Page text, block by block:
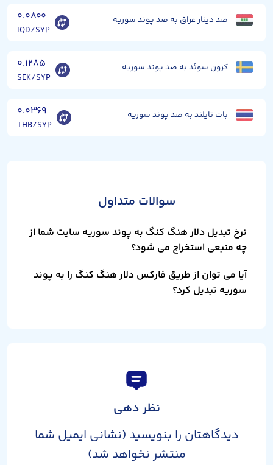
صد دینار عراق به صد پوند سوریه ۰.۰۸۰۰
IQD/SYP
کرون سوئد به صد پوند سوریه ۰.۱۲۸۵
SEK/SYP
بات تایلند به صد پوند سوریه ۰.۰۳۶۹
THB/SYP
سوالات متداول
نرخ تبدیل دلار هنگ کنگ به پوند سوریه سایت شما از
چه منبعی استخراج می شود؟
آیا می توان از طریق فارکس دلار هنگ کنگ را به پوند
سوریه تبدیل کرد؟
نظر دهی
دیدگاهتان را بنویسید (نشانی ایمیل شما
منتشر نخواهد شد)